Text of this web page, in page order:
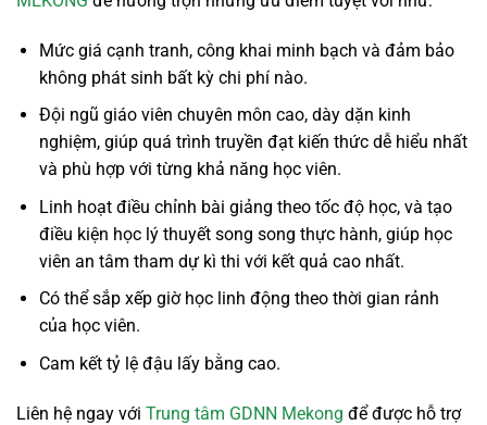
Mức giá cạnh tranh, công khai minh bạch và đảm bảo
không phát sinh bất kỳ chi phí nào.
Đội ngũ giáo viên chuyên môn cao, dày dặn kinh
nghiệm, giúp quá trình truyền đạt kiến thức dễ hiểu nhất
và phù hợp với từng khả năng học viên.
Linh hoạt điều chỉnh bài giảng theo tốc độ học, và tạo
điều kiện học lý thuyết song song thực hành, giúp học
viên an tâm tham dự kì thi với kết quả cao nhất.
Có thể sắp xếp giờ học linh động theo thời gian rảnh
của học viên.
Cam kết tỷ lệ đậu lấy bằng cao.
Liên hệ ngay với Trung tâm GDNN Mekong để được hỗ trợ